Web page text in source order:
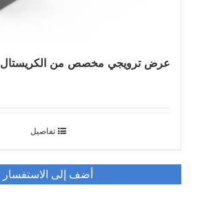
عرض ترويجي مخصص من الكريستال USB
تفاصيل
أضف إلى الاستفسار